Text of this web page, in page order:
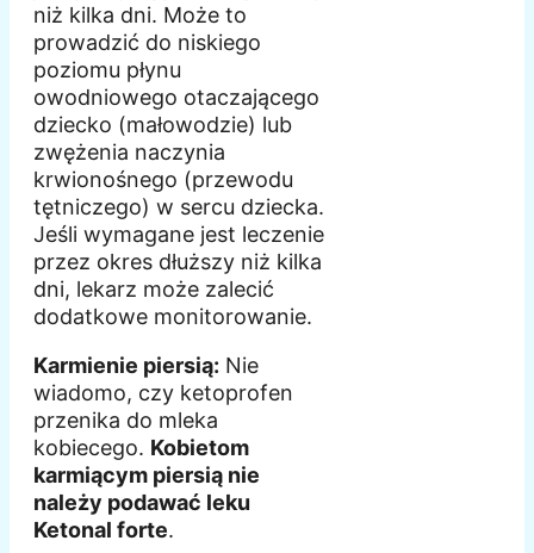
niż kilka dni. Może to
prowadzić do niskiego
poziomu płynu
owodniowego otaczającego
dziecko (małowodzie) lub
zwężenia naczynia
krwionośnego (przewodu
tętniczego) w sercu dziecka.
Jeśli wymagane jest leczenie
przez okres dłuższy niż kilka
dni, lekarz może zalecić
dodatkowe monitorowanie.
Karmienie piersią: Nie
wiadomo, czy ketoprofen
przenika do mleka
kobiecego. Kobietom
karmiącym piersią nie
należy podawać leku
Ketonal forte.